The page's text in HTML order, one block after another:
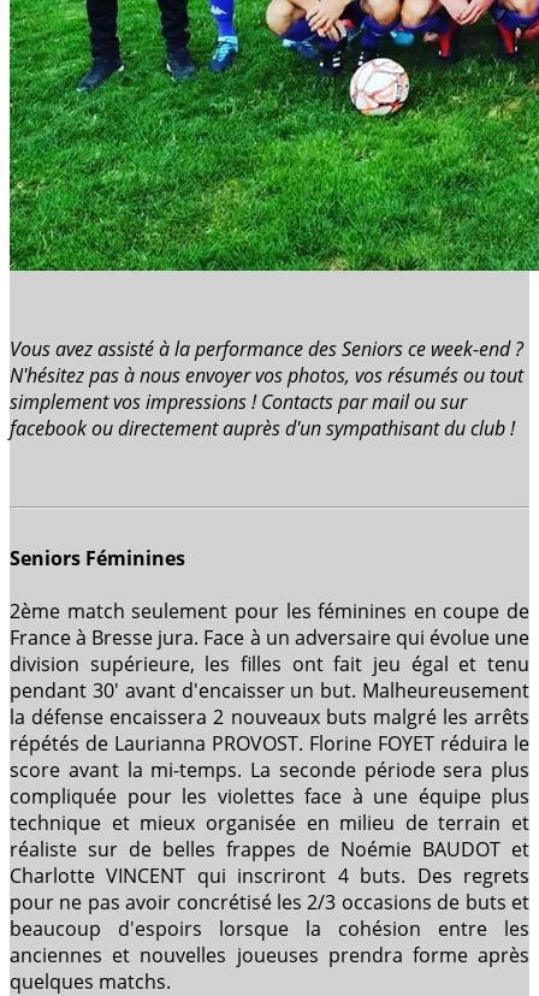
Vous avez assisté à la performance des Seniors ce week-end ?
N'hésitez pas à nous envoyer vos photos, vos résumés ou tout
simplement vos impressions ! Contacts par mail ou sur
facebook ou directement auprès d'un sympathisant du club !
Seniors Féminines
2ème match seulement pour les féminines en coupe de
France à Bresse jura. Face à un adversaire qui évolue une
division supérieure, les filles ont fait jeu égal et tenu
pendant 30' avant d'encaisser un but. Malheureusement
la défense encaissera 2 nouveaux buts malgré les arrêts
répétés de Laurianna PROVOST. Florine FOYET réduira le
score avant la mi-temps. La seconde période sera plus
compliquée pour les violettes face à une équipe plus
technique et mieux organisée en milieu de terrain et
réaliste sur de belles frappes de Noémie BAUDOT et
Charlotte VINCENT qui inscriront 4 buts. Des regrets
pour ne pas avoir concrétisé les 2/3 occasions de buts et
beaucoup d'espoirs lorsque la cohésion entre les
anciennes et nouvelles joueuses prendra forme après
quelques matchs.